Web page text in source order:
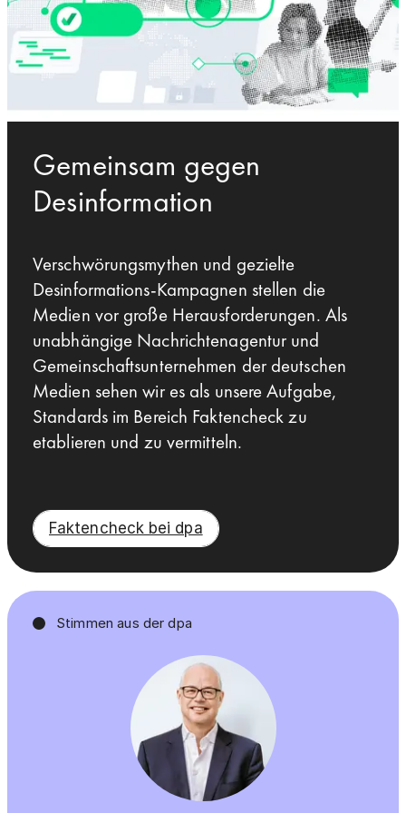
Gemeinsam gegen
Desinformation
Verschwörungsmythen und gezielte
Desinformations-Kampagnen stellen die
Medien vor große Herausforderungen. Als
unabhängige Nachrichtenagentur und
Gemeinschaftsunternehmen der deutschen
Medien sehen wir es als unsere Aufgabe,
Standards im Bereich Faktencheck zu
etablieren und zu vermitteln.
Faktencheck bei dpa
Stimmen aus der dpa